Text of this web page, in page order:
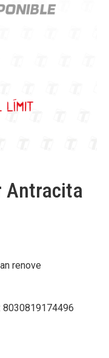
Antracita
renove
8030819174496